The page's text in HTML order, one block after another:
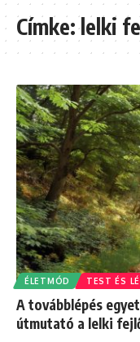
Címke:lelki
ÉLETMÓD TEST ÉS
A továbblépés
útmutató a lelki